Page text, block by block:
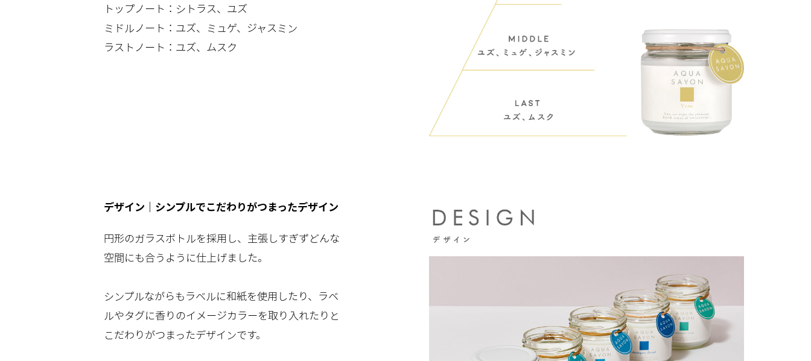
トップノート：シトラス、ユズ
ミドルノート：ユズ、ミュゲ、ジャスミン
ラストノート：ユズ、ムスク
デザイン｜シンプルでこだわりがつまったデザイン
円形のガラスボトルを採用し、主張しすぎずどんな
空間にも合うように仕上げました。
シンプルながらもラベルに和紙を使用したり、ラベ
ルやタグに香りのイメージカラーを取り入れたりと
こだわりがつまったデザインです。